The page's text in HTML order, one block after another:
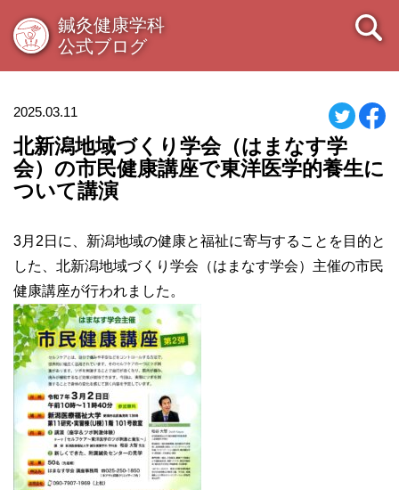
鍼灸健康学科
公式ブログ
2025.03.11
北新潟地域づくり学会（はまなす学
会）の市民健康講座で東洋医学的養生に
ついて講演
3月 2 日に、新潟地域の健康と福祉に寄与することを目的と
した、北新潟地域づくり学会（はまなす学会）主催の市民
健康講座が行われました。